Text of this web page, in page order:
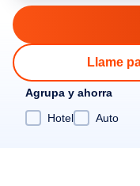
Llame
Agrupa y ahorra
Hotel
Auto